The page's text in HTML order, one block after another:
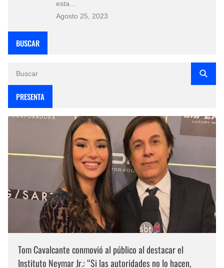
esta…
Agosto 25, 2023
BUSCAR
PRESENTA
Tom Cavalcante conmovió al público al destacar el
Instituto Neymar Jr.: “Si las autoridades no lo hacen,